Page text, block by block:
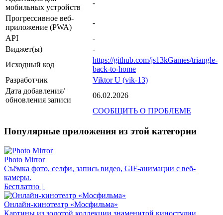
мобильных устройств
-
Прогрессивное веб-
приложение (PWA)
-
API
-
Виджет(ы)
-
Исходный код
https://github.com/js13kGames/triangle-
back-to-home
Разработчик
Viktor U (vik-13)
Дата добавления/
обновления записи
06.02.2026
СООБЩИТЬ О ПРОБЛЕМЕ
Популярные приложения из этой категории
Photo Mirror
Съёмка фото, селфи, запись видео, GIF-анимации с веб-
камеры.
Бесплатно |
Онлайн-кинотеатр «Мосфильма»
Картины из золотой коллекции знаменитой киностудии